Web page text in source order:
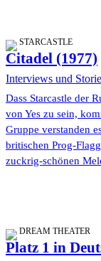
STARCASTLE
Citadel (1977)
Interviews und
Dass Starcastle der
von Yes zu sein,
Gruppe verstanden
britischen Prog-
zuckrig-schönen
DREAM THEATER
Platz 1 in